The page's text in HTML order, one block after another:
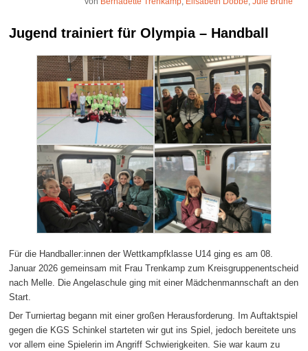
Jugend trainiert für Olympia – Handball
Für die Handballer:innen der Wettkampfklasse U14 ging es am 08.
Januar 2026 gemeinsam mit Frau Trenkamp zum Kreisgruppenentscheid
nach Melle. Die Angelaschule ging mit einer Mädchenmannschaft an den
Start.
Der Turniertag begann mit einer großen Herausforderung. Im Auftaktspiel
gegen die KGS Schinkel starteten wir gut ins Spiel, jedoch bereitete uns
vor allem eine Spielerin im Angriff Schwierigkeiten. Sie war kaum zu